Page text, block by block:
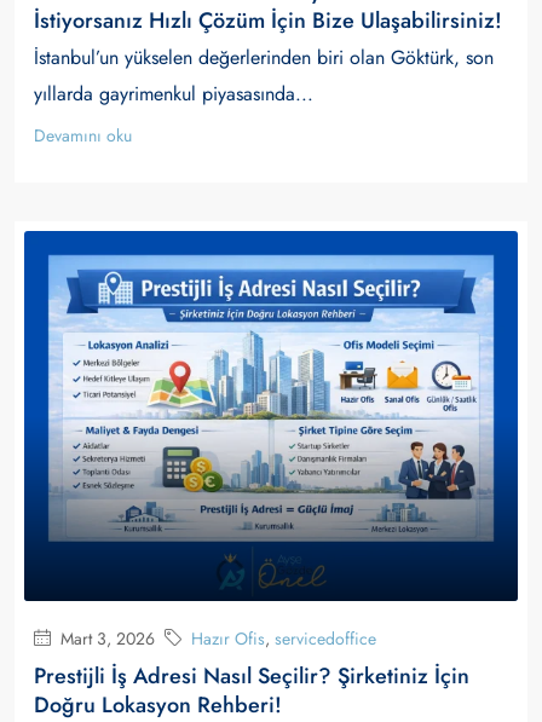
İstiyorsanız Hızlı Çözüm İçin Bize Ulaşabilirsiniz!
İstanbul’un yükselen değerlerinden biri olan Göktürk, son
yıllarda gayrimenkul piyasasında...
Devamını oku
Mart 3, 2026 Hazır Ofis, servicedoffice
Prestijli İş Adresi Nasıl Seçilir? Şirketiniz İçin
Doğru Lokasyon Rehberi!